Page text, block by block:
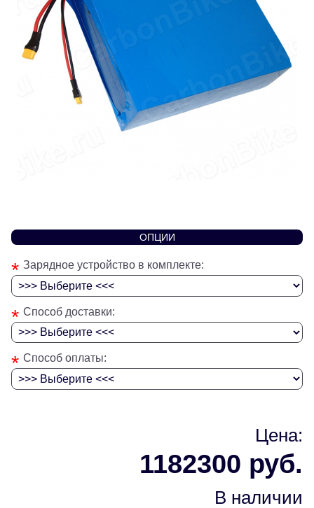
ОПЦИИ
* Зарядное устройство в комплекте:
* Способ доставки:
* Способ оплаты:
Цена:
1182300 руб.
В наличии